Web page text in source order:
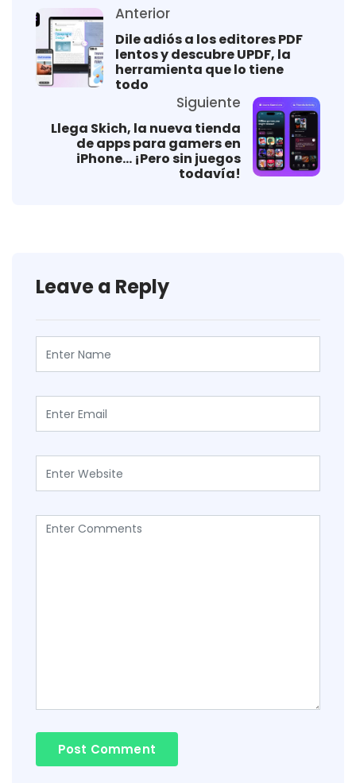
Anterior
Dile adiós a los editores PDF
lentos y descubre UPDF, la
herramienta que lo tiene
todo
Siguiente
Llega Skich, la nueva tienda
de apps para gamers en
iPhone… ¡Pero sin juegos
todavía!
Leave a Reply